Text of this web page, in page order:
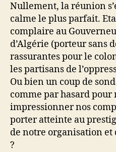
Nullement, la réunion
calme le plus parfait.
complaire au
d’Algérie (porteur sans
rassurantes pour le
les partisans de
Ou bien un coup de
comme par hasard
impressionner nos
porter atteinte au
de notre organisation et
?